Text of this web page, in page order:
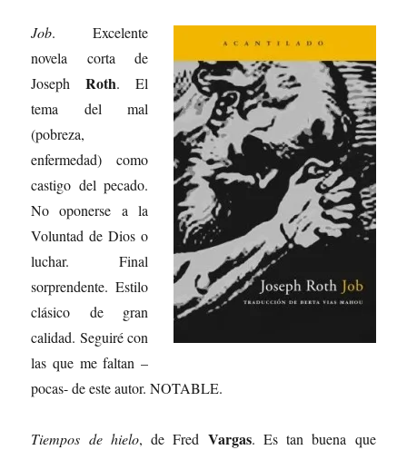
Job. Excelente
novela corta de
Joseph Roth. El
tema del mal
(pobreza,
enfermedad) como
castigo del pecado.
No oponerse a la
Voluntad de Dios o
luchar. Final
sorprendente. Estilo
clásico de gran
calidad. Seguiré con
las que me faltan –
pocas- de este autor. NOTABLE.
Tiempos de hielo, de Fred Vargas. Es tan buena que